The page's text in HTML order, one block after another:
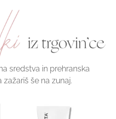
sredstva in prehranska
zažariš še na zunaj.